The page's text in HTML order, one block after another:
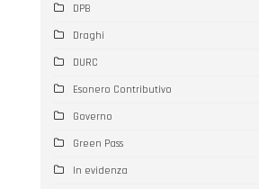
DPB
Draghi
DURC
Esonero Contributivo
Governo
Green Pass
In evidenza